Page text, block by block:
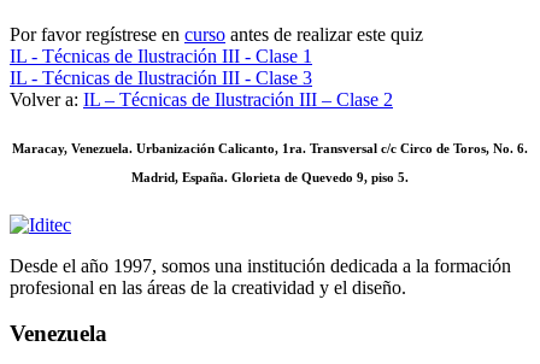
Por favor regístrese en curso antes de realizar este quiz
IL - Técnicas de Ilustración III - Clase 1
IL - Técnicas de Ilustración III - Clase 3
Volver a: IL – Técnicas de Ilustración III – Clase 2
Maracay, Venezuela. Urbanización Calicanto, 1ra. Transversal c/c Circo de Toros, No. 6.
Madrid, España. Glorieta de Quevedo 9, piso 5.
Desde el año 1997, somos una institución dedicada a la formación
profesional en las áreas de la creatividad y el diseño.
Venezuela